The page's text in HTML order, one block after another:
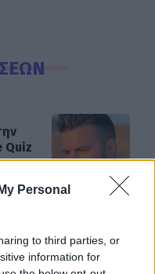
Personal
to third parties, or
information for
Quiz
και